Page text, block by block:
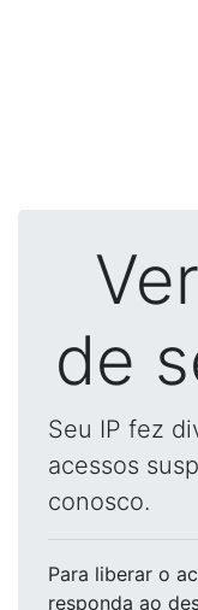
de
Seu IP fez
acessos
conosco.
Para liberar o
responda ao